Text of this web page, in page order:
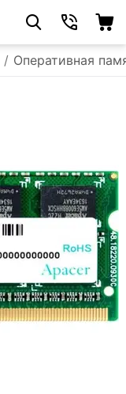
/ Оперативная